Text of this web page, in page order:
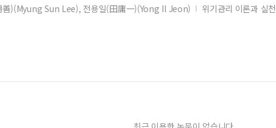
)(Myung Sun Lee), 전용일(田庸一)(Yong Il Jeon) 위기관리 이론과 실천